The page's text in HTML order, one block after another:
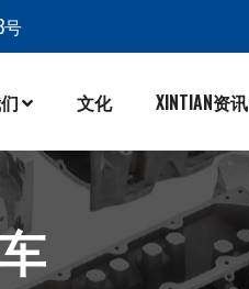
文化 XINTIAN资讯